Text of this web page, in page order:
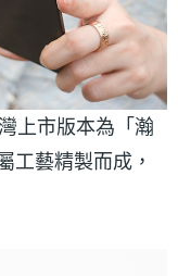
上市版本為「瀚
工藝精製而成，